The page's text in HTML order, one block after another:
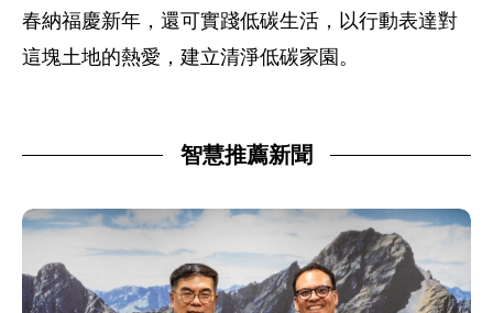
春納福慶新年，還可實踐低碳生活，以行動表達對
這塊土地的熱愛，建立清淨低碳家園。
智慧推薦新聞